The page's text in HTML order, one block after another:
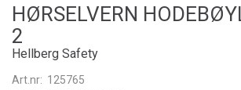
HØRSELVERN
2
Hellberg Safety
Art.nr: 125765